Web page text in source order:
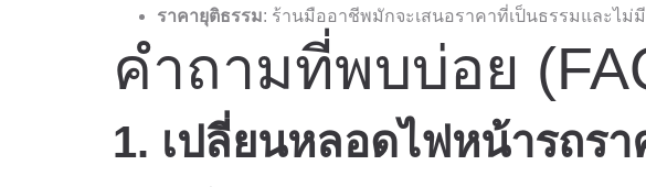
ราคายุติธรรม: ร้านมืออาชีพมักจะเสนอราคาที่เป็นธรรมและไม่
คำถามที่พบบ่อย
1. เปลี่ยนหลอดไฟหน้ารถรา